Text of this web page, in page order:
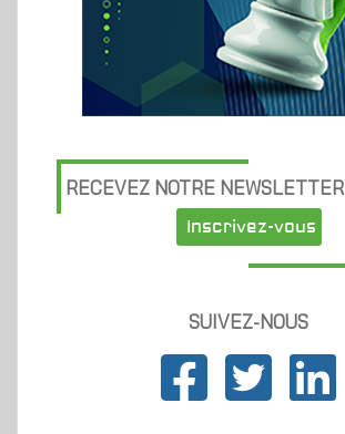
RECEVEZ NOTRE NEWSLETTER
Inscrivez-vous
SUIVEZ-NOUS